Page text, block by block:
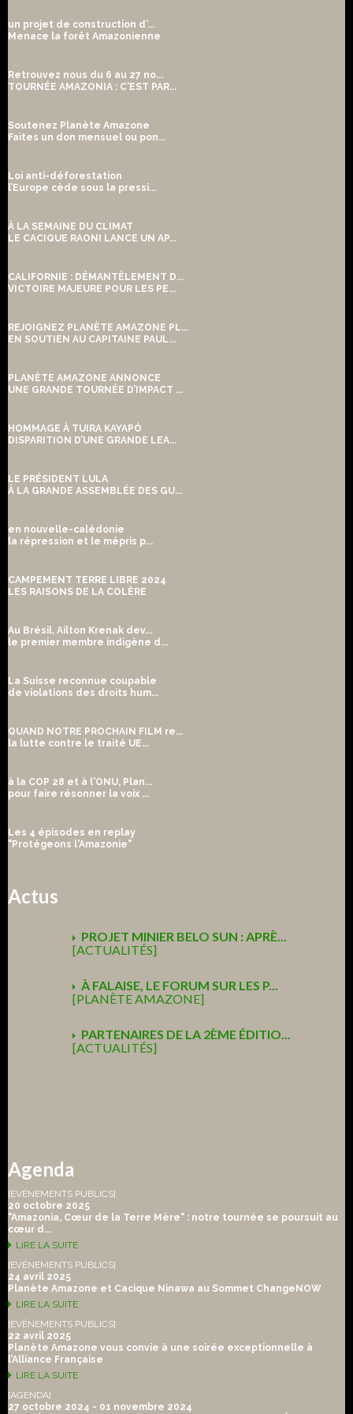
un projet de construction d’...
Menace la forêt Amazonienne
Retrouvez nous du 6 au 27 no...
TOURNÉE AMAZONIA : C'EST PAR...
Soutenez Planète Amazone
Faites un don mensuel ou pon...
Loi anti-déforestation
l’Europe cède sous la pressi...
À LA SEMAINE DU CLIMAT
LE CACIQUE RAONI LANCE UN AP...
CALIFORNIE : DÉMANTÈLEMENT D...
VICTOIRE MAJEURE POUR LES PE...
REJOIGNEZ PLANÈTE AMAZONE PL...
EN SOUTIEN AU CAPITAINE PAUL...
PLANÈTE AMAZONE ANNONCE
UNE GRANDE TOURNÉE D’IMPACT ...
HOMMAGE À TUIRA KAYAPÓ
DISPARITION D’UNE GRANDE LEA...
LE PRÉSIDENT LULA
À LA GRANDE ASSEMBLÉE DES GU...
en nouvelle-calédonie
la répression et le mépris p...
CAMPEMENT TERRE LIBRE 2024
LES RAISONS DE LA COLÈRE
Au Brésil, Ailton Krenak dev...
le premier membre indigène d...
La Suisse reconnue coupable
de violations des droits hum...
QUAND NOTRE PROCHAIN FILM re...
la lutte contre le traité UE...
à la COP 28 et à l'ONU, Plan...
pour faire résonner la voix ...
Les 4 épisodes en replay
"Protégeons l'Amazonie"
Actus
PROJET MINIER BELO SUN : APRÈ...
[ACTUALITÉS]
À FALAISE, LE FORUM SUR LES P...
[PLANÈTE AMAZONE]
PARTENAIRES DE LA 2ÈME ÉDITIO...
[ACTUALITÉS]
Agenda
[EVÉNEMENTS PUBLICS]
20 octobre 2025
"Amazonia, Cœur de la Terre Mère" : notre tournée se poursuit au
cœur d...
LIRE LA SUITE
[EVÉNEMENTS PUBLICS]
24 avril 2025
Planète Amazone et Cacique Ninawa au Sommet ChangeNOW
LIRE LA SUITE
[EVÉNEMENTS PUBLICS]
22 avril 2025
Planète Amazone vous convie à une soirée exceptionnelle à
l’Alliance Française
LIRE LA SUITE
[AGENDA]
27 octobre 2024 - 01 novembre 2024